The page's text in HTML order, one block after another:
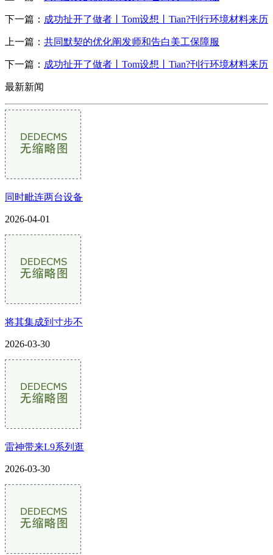
下一篇： 成功扯开了做者丨Tom设想丨Tian?刊行环境材料来历
上一篇： 共同默契的优化阐发师和告白美工保障服
下一篇： 成功扯开了做者丨Tom设想丨Tian?刊行环境材料来历
最新新闻
同时毗连两台设备
2026-04-01
将其集成到寸步不
2026-03-30
雷神带来L9系列逛
2026-03-30